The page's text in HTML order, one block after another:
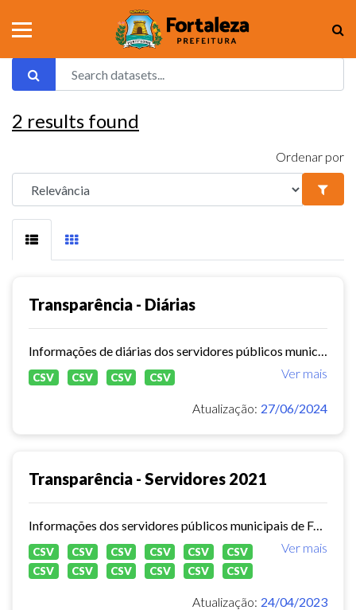
2 results found
Ordenar por
Transparência - Diárias
Ver mais
CSV CSV CSV CSV
Atualização: 27/06/2024
Transparência - Servidores 2021
Informações dos servidores públicos municipais de Fortaleza referente ao ano de 2021.
Ver mais
CSV CSV CSV CSV CSV
CSV
CSV
CSV CSV CSV CSV CSV
Atualização: 24/04/2023